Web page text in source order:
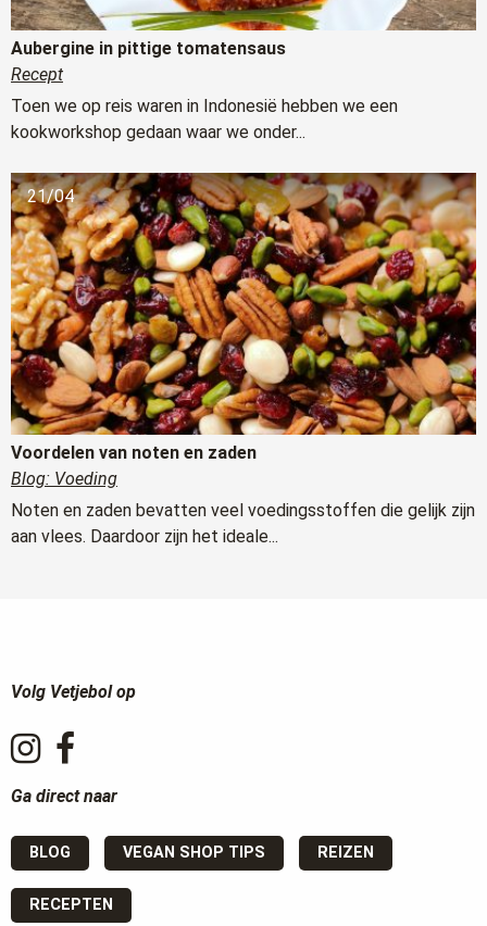
Aubergine in pittige tomatensaus
Recept
Toen we op reis waren in Indonesië hebben we een
kookworkshop gedaan waar we onder...
21/04
Voordelen van noten en zaden
Blog: Voeding
Noten en zaden bevatten veel voedingsstoffen die gelijk zijn
aan vlees. Daardoor zijn het ideale...
Volg Vetjebol op
Ga direct naar
BLOG VEGAN SHOP TIPS REIZEN
RECEPTEN